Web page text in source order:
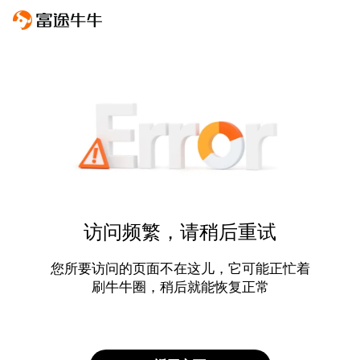
访问频繁，请稍后重试
您所要访问的页面不在这儿，它可能正忙着
刷牛牛圈，稍后就能恢复正常